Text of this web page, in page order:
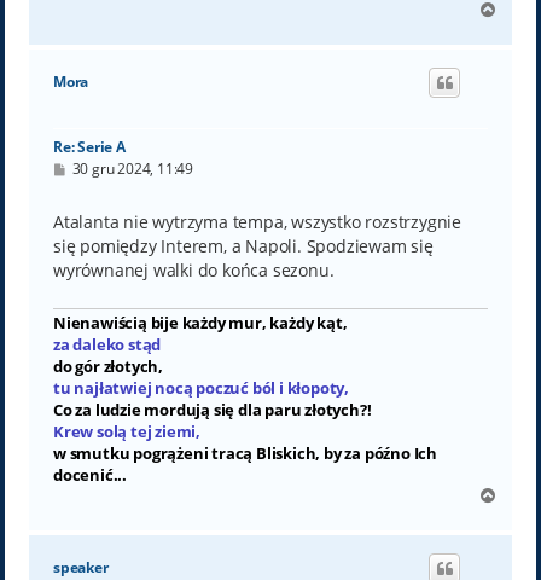
g
Mora
Re: Serie A
P
t
30 gru 2024, 11:49
Atalanta nie wytrzyma tempa, wszystko rozstrzygnie
się pomiędzy Interem, a Napoli. Spodziewam się
wyrównanej walki do końca sezonu.
Nienawiścią bije każdy mur, każdy kąt,
za daleko stąd
do gór złotych,
tu najłatwiej nocą poczuć ból i kłopoty,
Co za ludzie mordują się dla paru złotych?!
Krew solą tej ziemi,
w smutku pogrążeni tracą Bliskich, by za późno Ich
docenić...
g
speaker